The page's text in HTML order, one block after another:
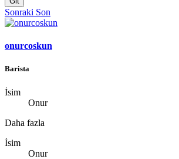
Sonraki Son
onurcoskun
Barista
İsim
Onur
Daha fazla
İsim
Onur